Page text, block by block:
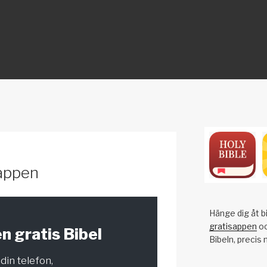
gratis Bibel
telefon,
Hänge dig åt
gratisappen
Bibeln, precis